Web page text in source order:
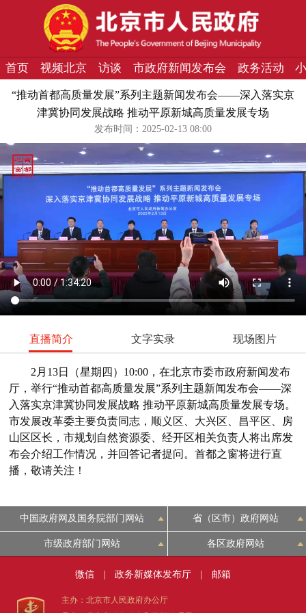
首页 视频北京 访谈 市政府新闻发布会 政务活动
“推动首都高质量发展”系列主题新闻发布会——深入落实京
津冀协同发展战略 推动平原新城高质量发展专场
发布时间：2025-02-13 08:00
直播简介 文字实录 现场图片
2月13日（星期四）10:00，在北京市委市政府新闻发布
厅，举行“推动首都高质量发展”系列主题新闻发布会——深
入落实京津冀协同发展战略 推动平原新城高质量发展专场。
市发展改革委主要负责同志，顺义区、大兴区、昌平区、房
山区区长，市规划自然资源委、经开区相关负责人将出席发
布会介绍工作情况，并回答记者提问。首都之窗将进行直
播，敬请关注！
中国政府网及国务院部门网站 省（区市）政府网站
市级政府部门网站 各区政府网站
微信 政务新媒体发布厅 邮箱
主办：北京市人民政府办公厅